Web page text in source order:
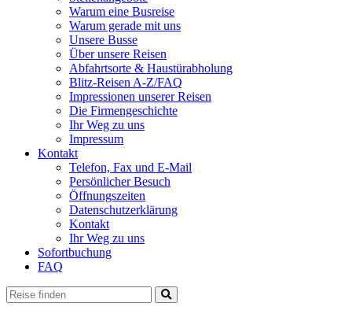
Warum eine Busreise
Warum gerade mit uns
Unsere Busse
Über unsere Reisen
Abfahrtsorte & Haustürabholung
Blitz-Reisen A-Z/FAQ
Impressionen unserer Reisen
Die Firmengeschichte
Ihr Weg zu uns
Impressum
Kontakt
Telefon, Fax und E-Mail
Persönlicher Besuch
Öffnungszeiten
Datenschutzerklärung
Kontakt
Ihr Weg zu uns
Sofortbuchung
FAQ